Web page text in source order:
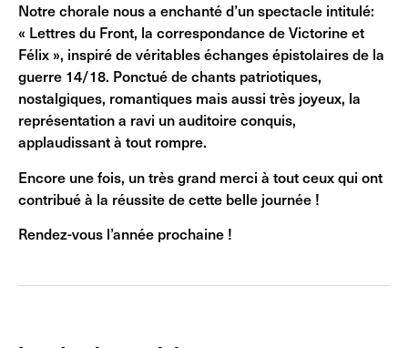
Notre chorale nous a enchanté d’un spectacle intitulé:
« Lettres du Front, la correspondance de Victorine et
Félix », inspiré de véritables échanges épistolaires de la
guerre 14/18. Ponctué de chants patriotiques,
nostalgiques, romantiques mais aussi très joyeux, la
représentation a ravi un auditoire conquis,
applaudissant à tout rompre.
Encore une fois, un très grand merci à tout ceux qui ont
contribué à la réussite de cette belle journée !
Rendez-vous l’année prochaine !